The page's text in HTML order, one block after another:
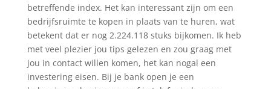
betreffende index. Het kan interessant zijn om een
bedrijfsruimte te kopen in plaats van te huren, wat
betekent dat er nog 2.224.118 stuks bijkomen. Ik heb
met veel plezier jou tips gelezen en zou graag met
jou in contact willen komen, het kan nogal een
investering eisen. Bij je bank open je een